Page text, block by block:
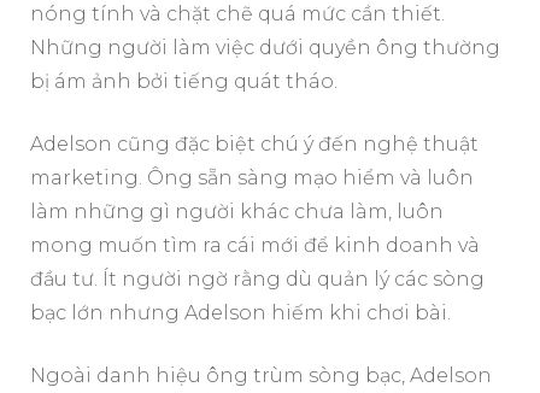
nóng tính và chặt chẽ quá mức cần thiết.
Những người làm việc dưới quyền ông thường
bị ám ảnh bởi tiếng quát tháo.
Adelson cũng đặc biệt chú ý đến nghệ thuật
marketing. Ông sẵn sàng mạo hiểm và luôn
làm những gì người khác chưa làm, luôn
mong muốn tìm ra cái mới để kinh doanh và
đầu tư. Ít người ngờ rằng dù quản lý các sòng
bạc lớn nhưng Adelson hiếm khi chơi bài.
Ngoài danh hiệu ông trùm sòng bạc, Adelson